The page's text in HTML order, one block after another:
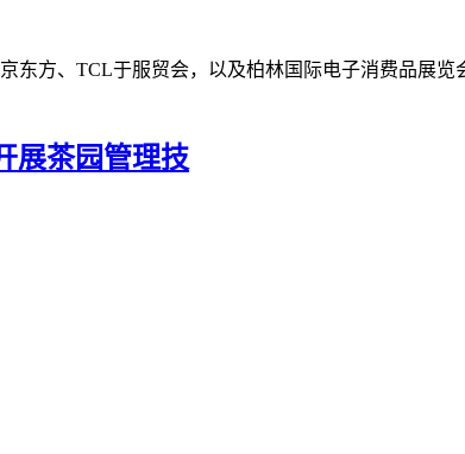
方、TCL于服贸会，以及柏林国际电子消费品展览
展茶园管理技